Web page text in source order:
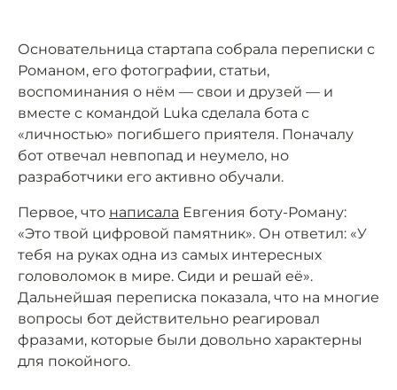
Основательница стартапа собрала переписки с
Романом, его фотографии, статьи,
воспоминания о нём — свои и друзей — и
вместе с командой Luka сделала бота с
«личностью» погибшего приятеля. Поначалу
бот отвечал невпопад и неумело, но
разработчики его активно обучали.
Первое, что написала Евгения боту-Роману:
«Это твой цифровой памятник». Он ответил: «У
тебя на руках одна из самых интересных
головоломок в мире. Сиди и решай её».
Дальнейшая переписка показала, что на многие
вопросы бот действительно реагировал
фразами, которые были довольно характерны
для покойного.